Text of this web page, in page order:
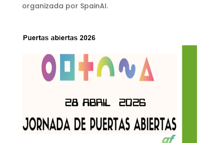
organizada por SpainAI.